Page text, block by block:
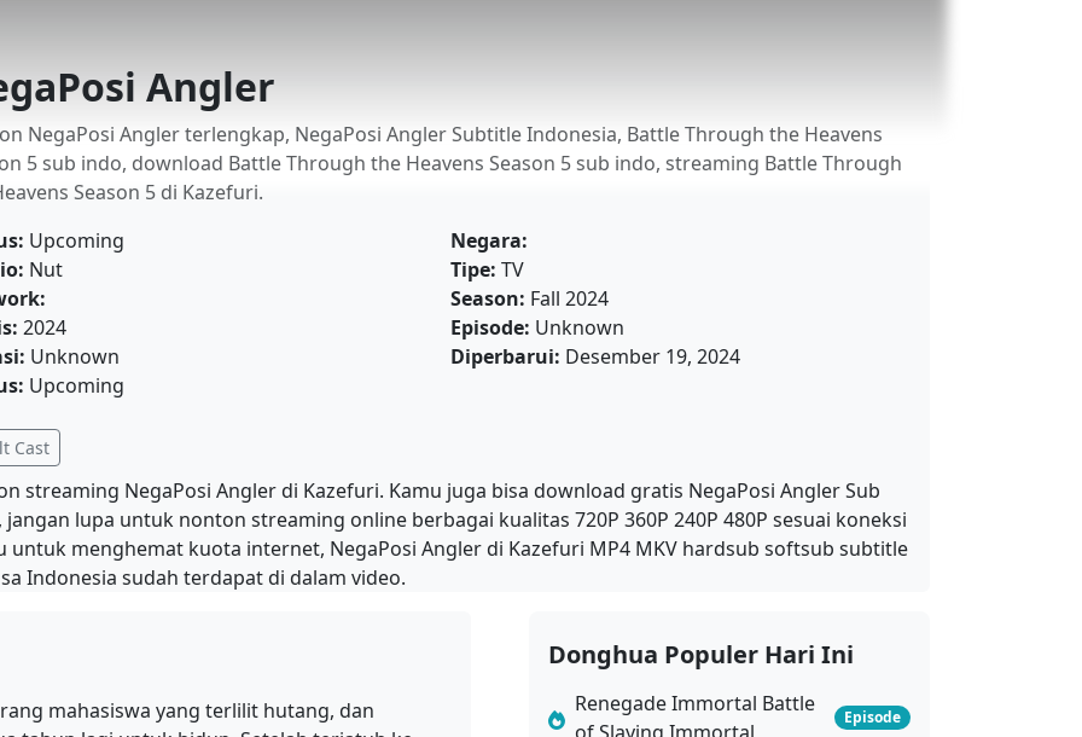
Angler
NegaPosi Angler terlengkap, NegaPosi Angler Subtitle Indonesia, Battle Through the Heavens
5 sub indo, download Battle Through the Heavens Season 5 sub indo, streaming Battle Through
Season 5 di Kazefuri.
Upcoming
Nut
2024
Unknown
Upcoming
Negara:
Tipe: TV
Season: Fall 2024
Episode: Unknown
Diperbarui: Desember 19, 2024
Cast
streaming NegaPosi Angler di Kazefuri. Kamu juga bisa download gratis NegaPosi Angler Sub
jangan lupa untuk nonton streaming online berbagai kualitas 720P 360P 240P 480P sesuai koneksi
untuk menghemat kuota internet, NegaPosi Angler di Kazefuri MP4 MKV hardsub softsub subtitle
Indonesia sudah terdapat di dalam video.
mahasiswa yang terlilit hutang, dan
Donghua Populer Hari Ini
Renegade Immortal Battle
Episode